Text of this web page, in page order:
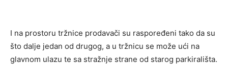
I na prostoru tržnice prodavači su raspoređeni tako da su
što dalje jedan od drugog, a u tržnicu se može ući na
glavnom ulazu te sa stražnje strane od starog parkirališta.